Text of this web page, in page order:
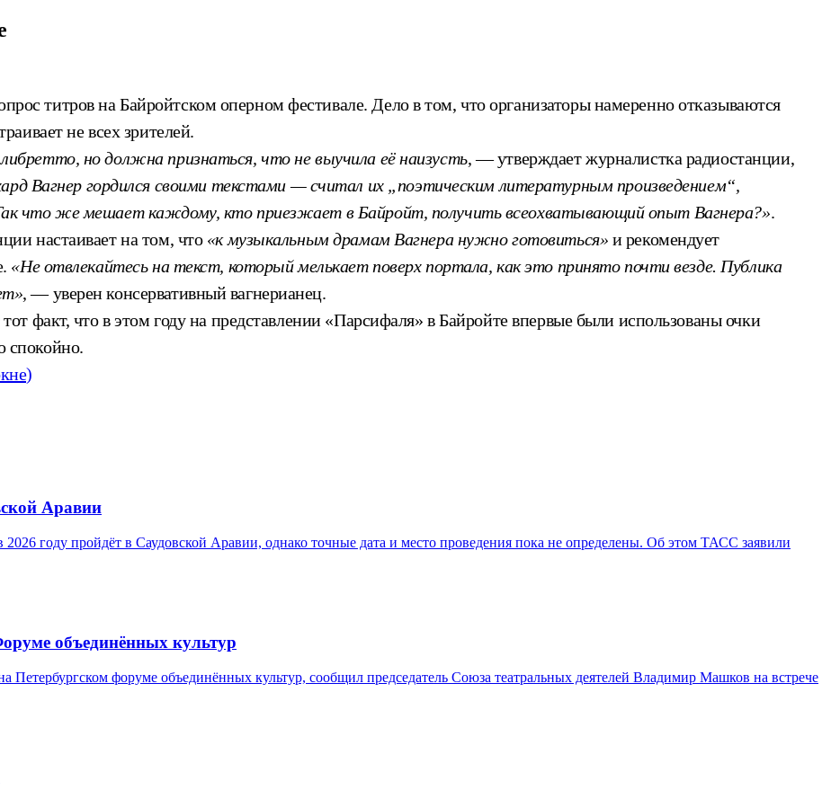
титров на Байройтском оперном фестивале. Дело в том, что организаторы намеренно отказываются
не всех зрителей.
но должна признаться, что не выучила её наизусть, — утверждает журналистка радиостанции,
Вагнер гордился своими текстами — считал их „поэтическим литературным произведением“,
что же мешает каждому, кто приезжает в Байройт, получить всеохватывающий опыт Вагнера?».
настаивает на том, что «к музыкальным драмам Вагнера нужно готовиться» и рекомендует
«Не отвлекайтесь на текст, который мелькает поверх портала, как это принято почти везде. Публика
, — уверен консервативный вагнерианец.
факт, что в этом году на представлении «Парсифаля» в Байройте впервые были использованы очки
спокойно.
Аравии
году пройдёт в Саудовской Аравии, однако точные дата и место проведения пока не определены. Об этом ТАСС заявили
объединённых культур
Петербургском форуме объединённых культур, сообщил председатель Союза театральных деятелей Владимир Машков на встрече